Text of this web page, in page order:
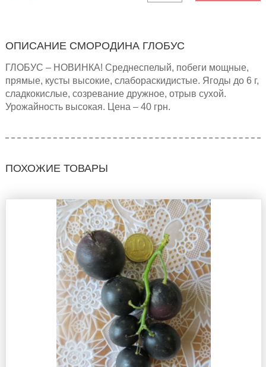
ОПИСАНИЕ СМОРОДИНА ГЛОБУС
ГЛОБУС – НОВИНКА! Среднеспелый, побеги мощные,
прямые, кусты высокие, слабораскидистые. Ягоды до 6 г,
сладкокислые, созревание дружное, отрыв сухой.
Урожайность высокая. Цена – 40 грн.
ПОХОЖИЕ ТОВАРЫ